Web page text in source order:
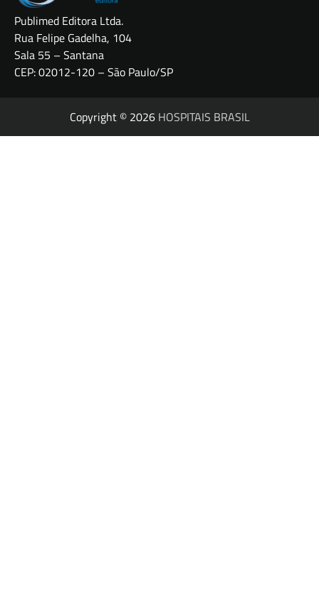
Publimed Editora Ltda.
Rua Felipe Gadelha, 104
Sala 55 – Santana
CEP: 02012-120 – São Paulo/SP
Copyright © 2026 HOSPITAIS BRASIL